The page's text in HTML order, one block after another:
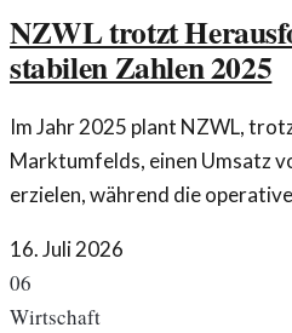
NZWL trotzt
stabilen Zahlen 2025
Im Jahr 2025 plant NZWL,
Marktumfelds, einen Umsatz
erzielen, während die
16. Juli 2026
06
Wirtschaft